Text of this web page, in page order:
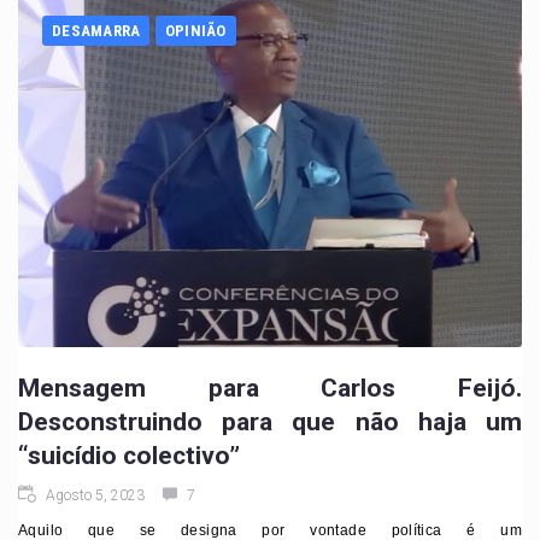
DESAMARRA OPINIÃO
Mensagem para Carlos Feijó.
Desconstruindo para que não haja um
“suicídio colectivo”
Agosto 5, 2023 7
Aquilo que se designa por vontade política é um